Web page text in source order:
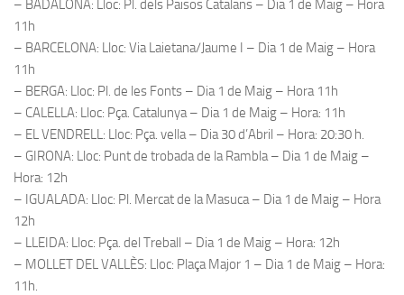
– BADALONA: Lloc: Pl. dels Paisos Catalans – Dia 1 de Maig – Hora
11h
– BARCELONA: Lloc: Via Laietana/Jaume I – Dia 1 de Maig – Hora
11h
– BERGA: Lloc: Pl. de les Fonts – Dia 1 de Maig – Hora 11h
– CALELLA: Lloc: Pça. Catalunya – Dia 1 de Maig – Hora: 11h
– EL VENDRELL: Lloc: Pça. vella – Dia 30 d’Abril – Hora: 20:30 h.
– GIRONA: Lloc: Punt de trobada de la Rambla – Dia 1 de Maig –
Hora: 12h
– IGUALADA: Lloc: Pl. Mercat de la Masuca – Dia 1 de Maig – Hora
12h
– LLEIDA: Lloc: Pça. del Treball – Dia 1 de Maig – Hora: 12h
– MOLLET DEL VALLÈS: Lloc: Plaça Major 1 – Dia 1 de Maig – Hora:
11h.